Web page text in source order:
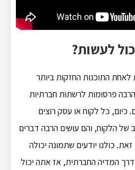
לעשות?
התוכנות החזקות ביותר
הרבה פרסומות לרשתות חברתיות
כיום, כל לקוח או עסק רוצים
הלקוח, והם עושים הרבה דברים
כולנו יודעים שתמונה יכולה
המדיה החברתית, אז אתה יכול